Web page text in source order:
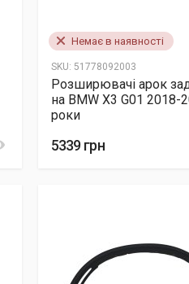
Немає в наявності
SKU: 51778092003
Розширювачі арок
на BMW X3 G01 2018-
роки
5339 грн